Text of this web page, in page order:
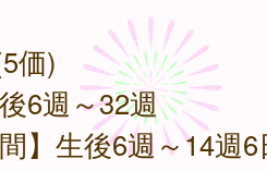
価)
6週～32週
】生後6週～14週